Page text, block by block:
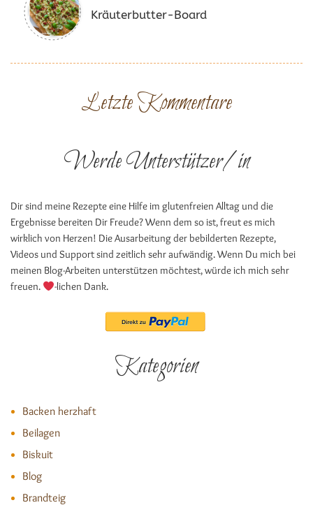
Kräuterbutter-Board
Letzte Kommentare
Werde Unterstützer/in
Dir sind meine Rezepte eine Hilfe im glutenfreien Alltag und die
Ergebnisse bereiten Dir Freude? Wenn dem so ist, freut es mich
wirklich von Herzen! Die Ausarbeitung der bebilderten Rezepte,
Videos und Support sind zeitlich sehr aufwändig. Wenn Du mich bei
meinen Blog-Arbeiten unterstützen möchtest, würde ich mich sehr
freuen.
-lichen Dank.
Kategorien
Backen herzhaft
Beilagen
Biskuit
Blog
Brandteig